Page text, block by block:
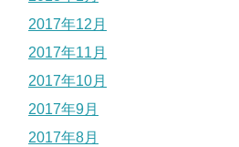
2017年12月
2017年11月
2017年10月
2017年9月
2017年8月